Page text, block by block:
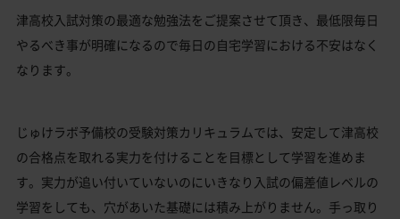
津高校入試対策の最適な勉強法をご提案させて頂き、最低限毎日
やるべき事が明確になるので毎日の自宅学習における不安はなく
なります。
じゅけラボ予備校の受験対策カリキュラムでは、安定して津高校
の合格点を取れる実力を付けることを目標として学習を進めま
す。実力が追い付いていないのにいきなり入試の偏差値レベルの
学習をしても、穴があいた基礎には積み上がりません。手っ取り